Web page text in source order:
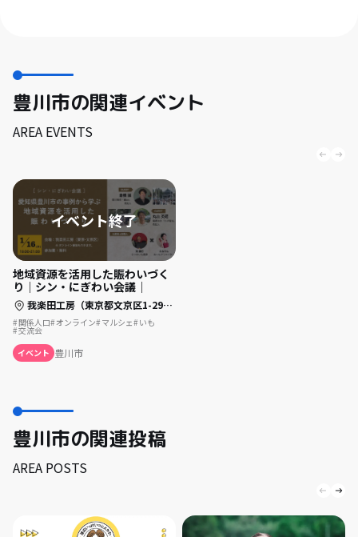
豊川市の関連イベント
AREA EVENTS
地域資源を活用した賑わいづく
り｜シン・にぎわい会議｜
我楽田工房（東京都文京区1-29-6, 1F）
関係人口 オンライン マルシェ いも
交流会
イベント 豊川市
豊川市の関連投稿
AREA POSTS